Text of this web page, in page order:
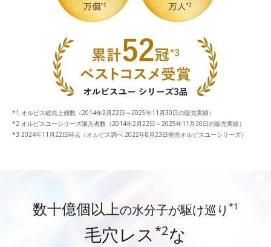
オルビス総売上個数（2014年2月22日～2025年11月30日の販売実績）
オルビスユーシリーズ購入者数（2014年2月22日～2025年11月30日の販売実績）
2024年11月22日時点（オルビス調べ 2022年8月23日発売オルビスユーシリーズ）
数十億個以上の水分子が駆け巡り *1
毛穴レス *2な